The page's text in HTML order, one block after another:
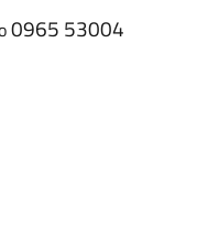
0965 53004